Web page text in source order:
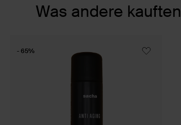
Was andere kauften
- 65%